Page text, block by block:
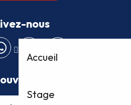
Accueil
Stage
nous
plus